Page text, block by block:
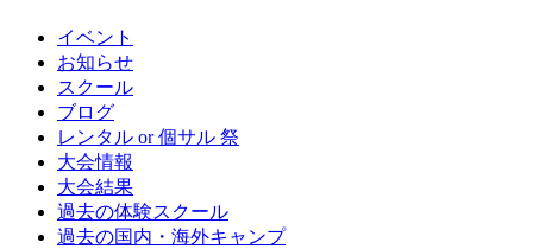
イベント
お知らせ
スクール
ブログ
レンタル or 個サル 祭
大会情報
大会結果
過去の体験スクール
過去の国内・海外キャンプ